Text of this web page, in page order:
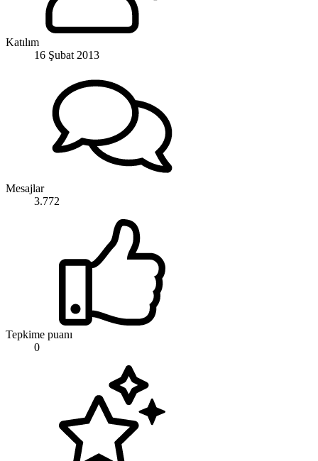
Katılım
16 Şubat 2013
Mesajlar
3.772
Tepkime puanı
0